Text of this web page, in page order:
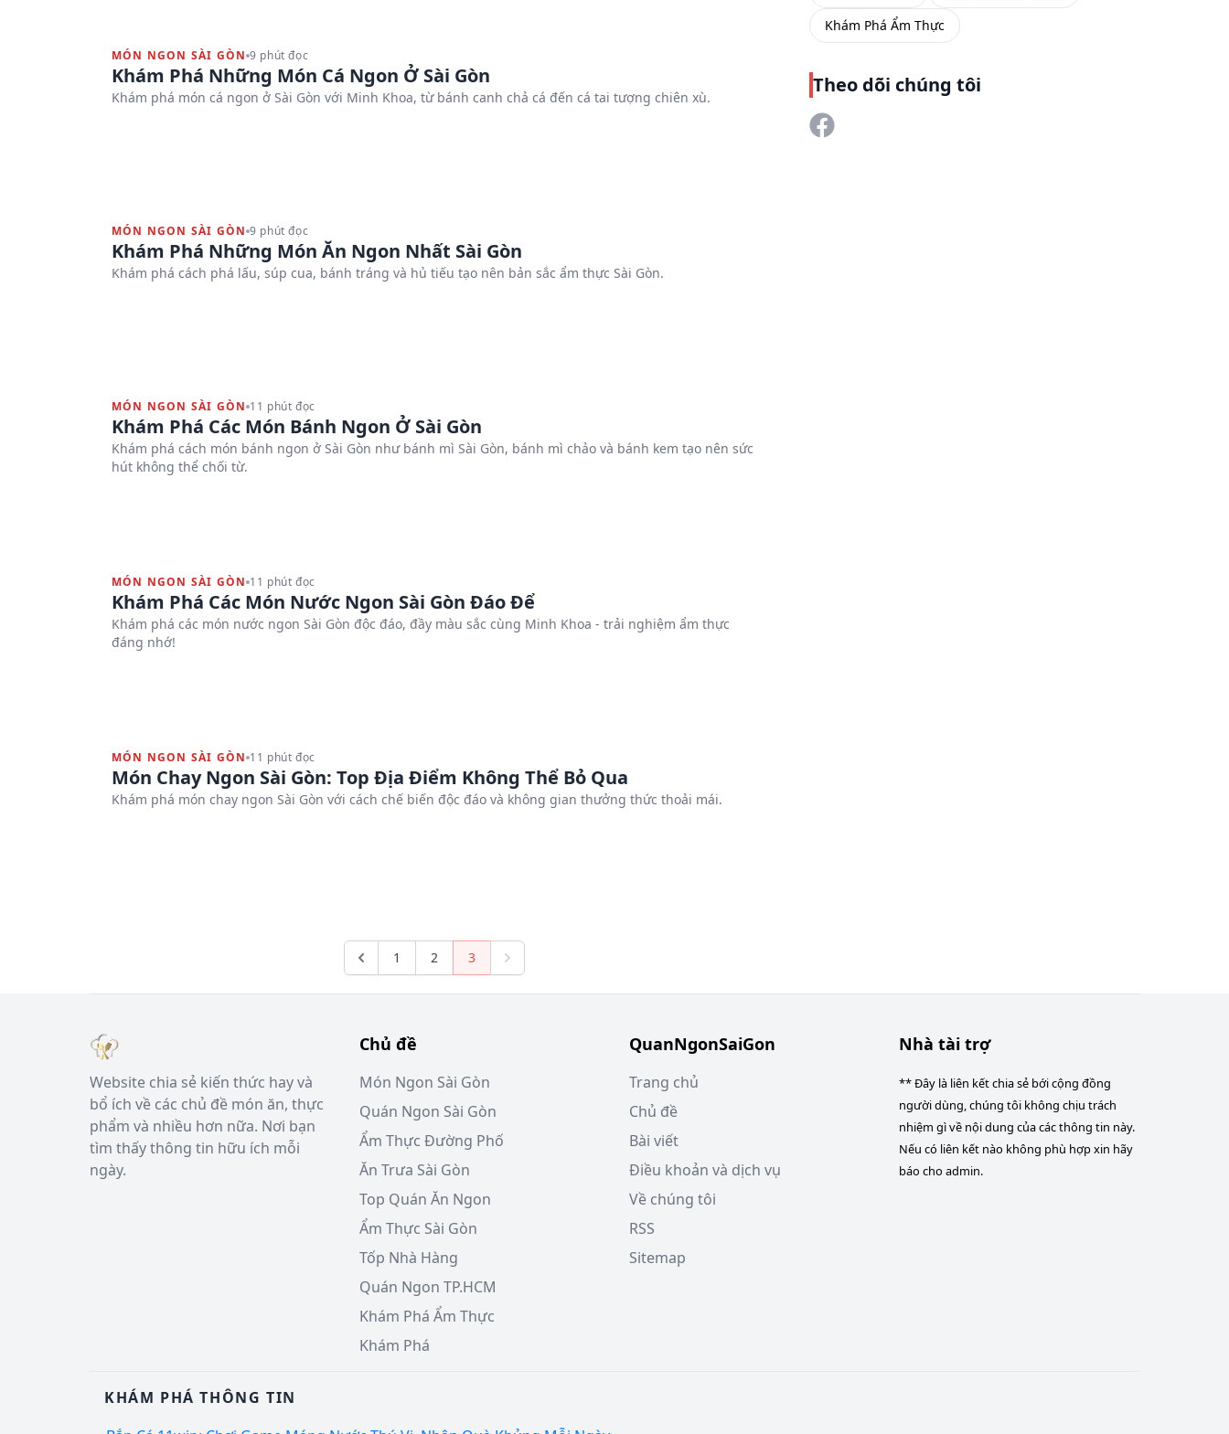
MÓN NGON SÀI GÒN 9 phút đọc
Khám Phá Những Món Cá Ngon Ở Sài Gòn
Khám phá món cá ngon ở Sài Gòn với Minh Khoa, từ bánh canh chả cá đến cá tai tượng chiên xù.
MÓN NGON SÀI GÒN 9 phút đọc
Khám Phá Những Món Ăn Ngon Nhất Sài Gòn
Khám phá cách phá lấu, súp cua, bánh tráng và hủ tiếu tạo nên bản sắc ẩm thực Sài Gòn.
MÓN NGON SÀI GÒN 11 phút đọc
Khám Phá Các Món Bánh Ngon Ở Sài Gòn
Khám phá cách món bánh ngon ở Sài Gòn như bánh mì Sài Gòn, bánh mì chảo và bánh kem tạo nên sức
hút không thể chối từ.
MÓN NGON SÀI GÒN 11 phút đọc
Khám Phá Các Món Nước Ngon Sài Gòn Đáo Để
Khám phá các món nước ngon Sài Gòn độc đáo, đầy màu sắc cùng Minh Khoa - trải nghiệm ẩm thực
đáng nhớ!
MÓN NGON SÀI GÒN 11 phút đọc
Món Chay Ngon Sài Gòn: Top Địa Điểm Không Thể Bỏ Qua
Khám phá món chay ngon Sài Gòn với cách chế biến độc đáo và không gian thưởng thức thoải mái.
1 2 3
Khám Phá Ẩm Thực
Theo dõi chúng tôi
Website chia sẻ kiến thức hay và
bổ ích về các chủ đề món ăn, thực
phẩm và nhiều hơn nữa. Nơi bạn
tìm thấy thông tin hữu ích mỗi
ngày.
Chủ đề
Món Ngon Sài Gòn
Quán Ngon Sài Gòn
Ẩm Thực Đường Phố
Ăn Trưa Sài Gòn
Top Quán Ăn Ngon
Ẩm Thực Sài Gòn
Tốp Nhà Hàng
Quán Ngon TP.HCM
Khám Phá Ẩm Thực
Khám Phá
QuanNgonSaiGon
Trang chủ
Chủ đề
Bài viết
Điều khoản và dịch vụ
Về chúng tôi
RSS
Sitemap
Nhà tài trợ
** Đây là liên kết chia sẻ bới cộng đồng
người dùng, chúng tôi không chịu trách
nhiệm gì về nội dung của các thông tin này.
Nếu có liên kết nào không phù hợp xin hãy
báo cho admin.
KHÁM PHÁ THÔNG TIN